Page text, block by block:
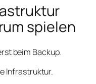
spielen
beim Backup.
Infrastruktur.